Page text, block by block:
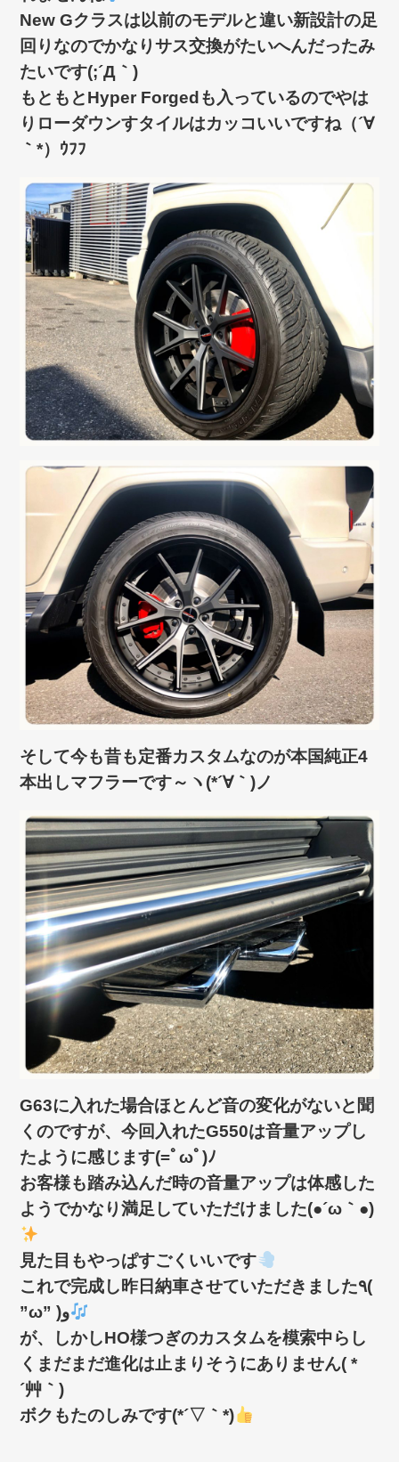
New Gクラスは以前のモデルと違い新設計の足
回りなのでかなりサス交換がたいへんだったみ
たいです(;´Д｀)
もともとHyper Forgedも入っているのでやは
りローダウンすタイルはカッコいいですね（´∀
｀*）ｳﾌﾌ
そして今も昔も定番カスタムなのが本国純正4
本出しマフラーです～ヽ(*´∀｀)ノ
G63に入れた場合ほとんど音の変化がないと聞
くのですが、今回入れたG550は音量アップし
たように感じます(=ﾟωﾟ)ﾉ
お客様も踏み込んだ時の音量アップは体感した
ようでかなり満足していただけました(●´ω｀●)
見た目もやっぱすごくいいです
これで完成し昨日納車させていただきました٩(
”ω” )و
が、しかしHO様つぎのカスタムを模索中らし
くまだまだ進化は止まりそうにありません( *
´艸｀)
ボクもたのしみです(*´▽｀*)